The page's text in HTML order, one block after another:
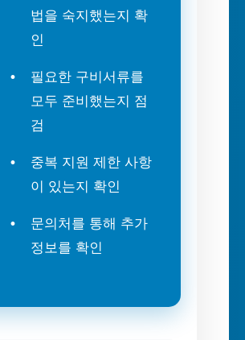
법을 숙지했는지 확
인
필요한 구비서류를
모두 준비했는지 점
검
중복 지원 제한 사항
이 있는지 확인
문의처를 통해 추가
정보를 확인